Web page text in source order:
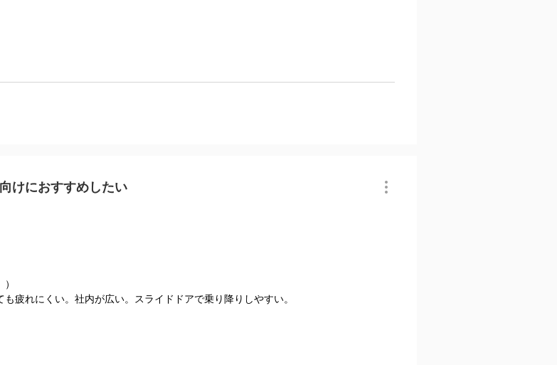
けにおすすめしたい
疲れにくい。社内が広い。スライドドアで乗り降りしやすい。